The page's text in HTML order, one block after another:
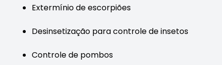
Extermínio de escorpiões
Desinsetização para controle de insetos
Controle de pombos